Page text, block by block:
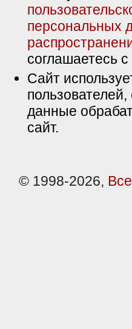
персональных
соглашаетесь с
Сайт
данные
сайт.
© 1998-2026,